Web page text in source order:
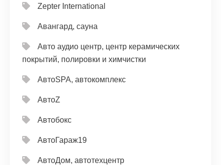
Zepter International
Авангард, сауна
Авто аудио центр, центр керамических
покрытий, полировки и химчистки
АвтоSPA, автокомплекс
АвтоZ
Автобокс
АвтоГараж19
АвтоДом, автотехцентр